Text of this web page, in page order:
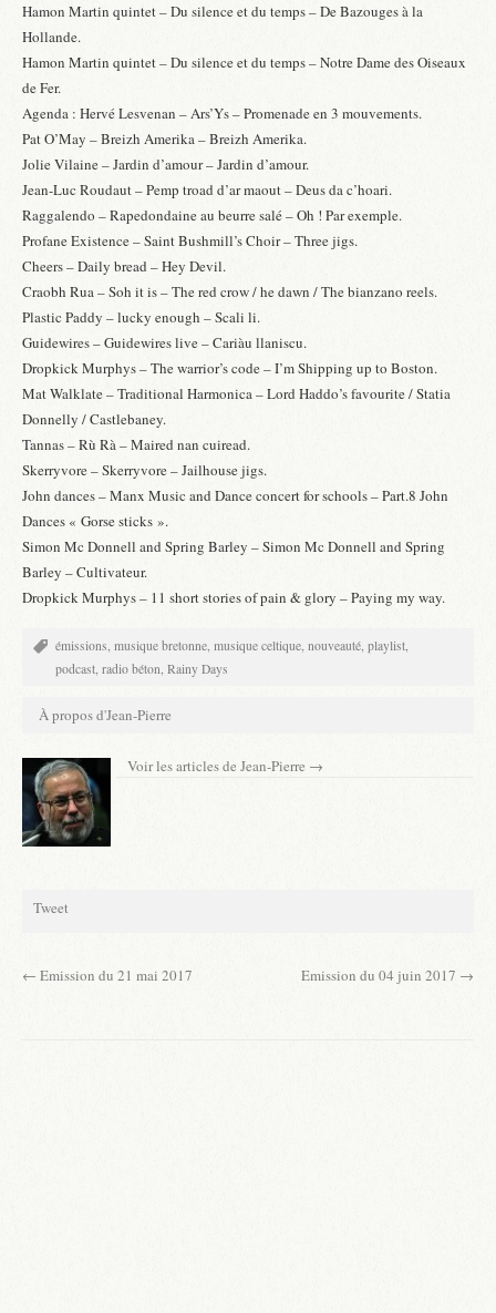
Hamon Martin quintet – Du silence et du temps – De Bazouges à la
Hollande.
Hamon Martin quintet – Du silence et du temps – Notre Dame des Oiseaux
de Fer.
Agenda : Hervé Lesvenan – Ars’Ys – Promenade en 3 mouvements.
Pat O’May – Breizh Amerika – Breizh Amerika.
Jolie Vilaine – Jardin d’amour – Jardin d’amour.
Jean-Luc Roudaut – Pemp troad d’ar maout – Deus da c’hoari.
Raggalendo – Rapedondaine au beurre salé – Oh ! Par exemple.
Profane Existence – Saint Bushmill’s Choir – Three jigs.
Cheers – Daily bread – Hey Devil.
Craobh Rua – Soh it is – The red crow / he dawn / The bianzano reels.
Plastic Paddy – lucky enough – Scali li.
Guidewires – Guidewires live – Cariàu llaniscu.
Dropkick Murphys – The warrior’s code – I’m Shipping up to Boston.
Mat Walklate – Traditional Harmonica – Lord Haddo’s favourite / Statia
Donnelly / Castlebaney.
Tannas – Rù Rà – Maired nan cuiread.
Skerryvore – Skerryvore – Jailhouse jigs.
John dances – Manx Music and Dance concert for schools – Part.8 John
Dances « Gorse sticks ».
Simon Mc Donnell and Spring Barley – Simon Mc Donnell and Spring
Barley – Cultivateur.
Dropkick Murphys – 11 short stories of pain & glory – Paying my way.
émissions musique bretonne musique celtique nouveauté playlist
podcast radio béton Rainy Days
À propos d'Jean-Pierre
Voir les articles de Jean-Pierre →
Tweet
← Emission du 21 mai 2017 Emission du 04 juin 2017 →